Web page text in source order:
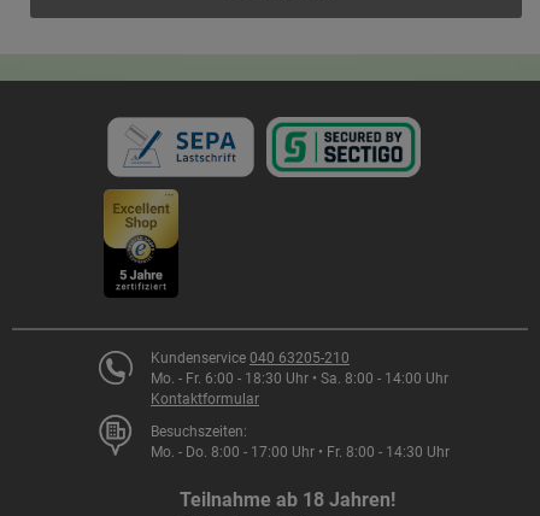
Kundenservice 040 63205-210
Mo. - Fr. 6:00 - 18:30 Uhr • Sa. 8:00 - 14:00 Uhr
Kontaktformular
Besuchszeiten:
Mo. - Do. 8:00 - 17:00 Uhr • Fr. 8:00 - 14:30 Uhr
Teilnahme ab 18 Jahren!